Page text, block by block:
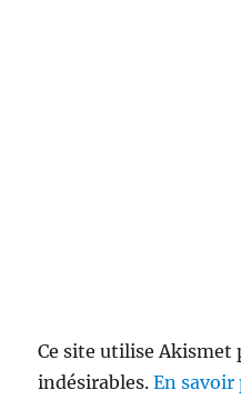
Ce site utilise Akismet
indésirables.En savoir